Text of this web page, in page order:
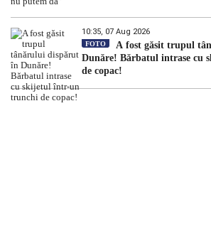
10:35, 07 Aug 2026
FOTO
A fost găsit trupul
Dunăre! Bărbatul intrase cu
de copac!